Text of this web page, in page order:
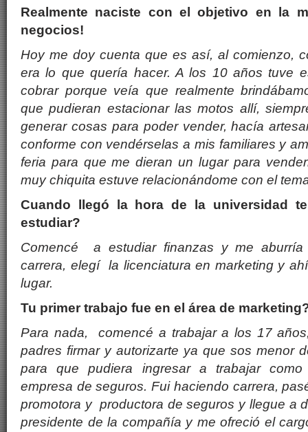
Realmente naciste con el objetivo en la
negocios!
Hoy me doy cuenta que es así, al comienzo,
era lo que quería hacer. A los 10 años tuve
cobrar porque veía que realmente
que pudieran estacionar las motos allí,
generar cosas para poder vender, hacía
conforme con vendérselas a mis familiares y
feria para que me dieran un lugar para
muy chiquita estuve relacionándome con el
Cuando llegó la hora de la universidad
estudiar?
Comencé a estudiar finanzas y me
carrera, elegí la licenciatura en marketing y
lugar.
Tu primer trabajo fue en el área de
Para nada, comencé a trabajar a los 17
padres firmar y autorizarte ya que sos menor
para que pudiera ingresar a trabajar
empresa de seguros. Fui haciendo carrera,
promotora y productora de seguros y llegue a
presidente de la compañía y me ofreció el